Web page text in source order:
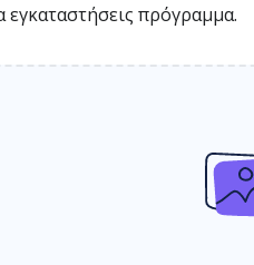
εγκαταστήσεις πρόγραμμα.